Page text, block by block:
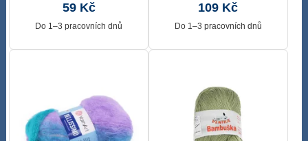
59 Kč
Do 1–3 pracovních dnů
109 Kč
Do 1–3 pracovních dnů